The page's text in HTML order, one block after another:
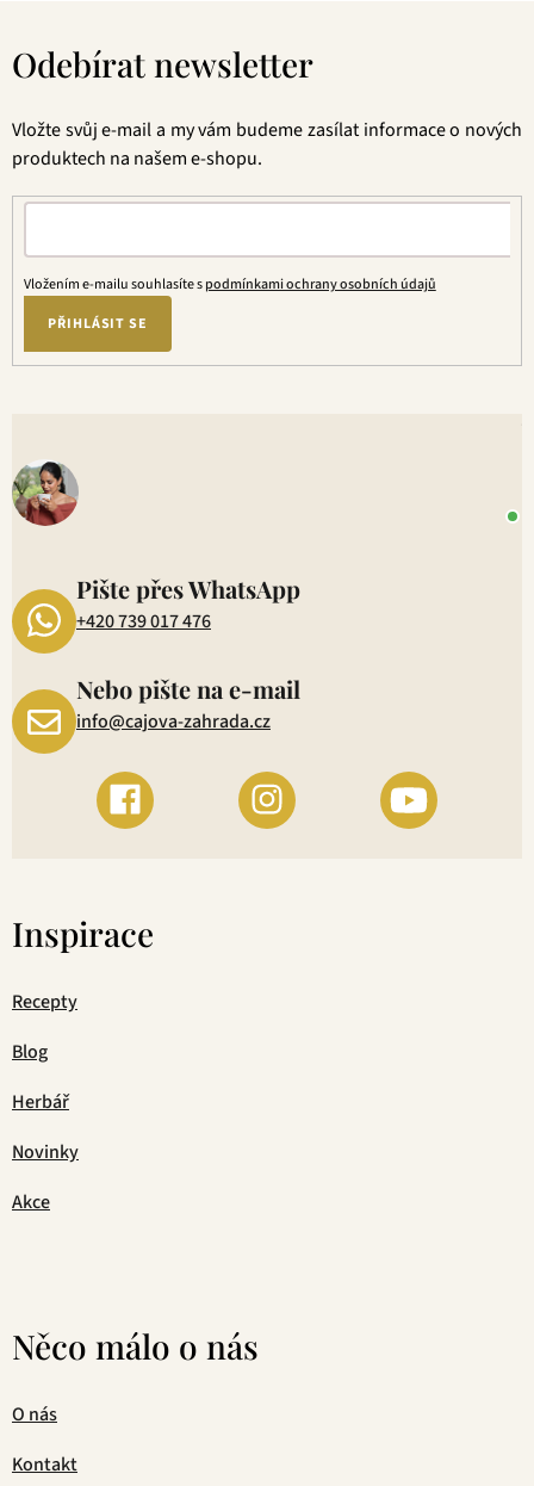
Odebírat newsletter
Vložte svůj e-mail a my vám budeme zasílat informace o nových
produktech na našem e-shopu.
Vložením e-mailu souhlasíte spodmínkami ochrany osobních údajů
PŘIHLÁSIT SE
Pište přes WhatsApp
+420 739 017 476
Nebo pište na e-mail
info@cajova-zahrada.cz
Inspirace
Recepty
Blog
Herbář
Novinky
Akce
Něco málo o nás
O nás
Kontakt